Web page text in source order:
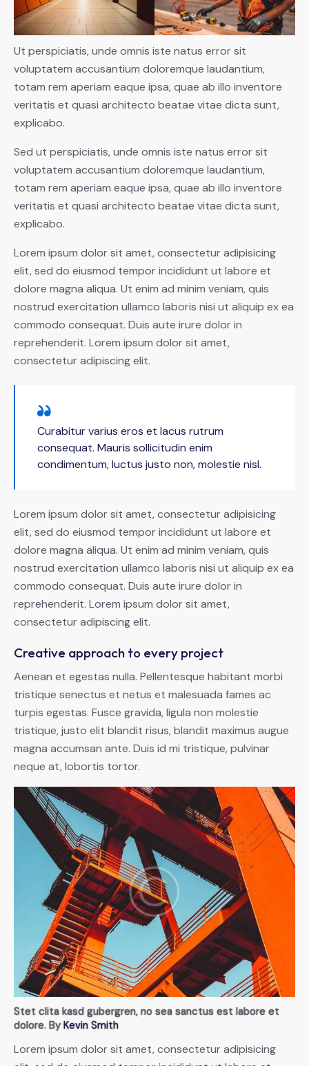
Ut perspiciatis, unde omnis iste natus error sit
voluptatem accusantium doloremque laudantium,
totam rem aperiam eaque ipsa, quae ab illo inventore
veritatis et quasi architecto beatae vitae dicta sunt,
explicabo.
Sed ut perspiciatis, unde omnis iste natus error sit
voluptatem accusantium doloremque laudantium,
totam rem aperiam eaque ipsa, quae ab illo inventore
veritatis et quasi architecto beatae vitae dicta sunt,
explicabo.
Lorem ipsum dolor sit amet, consectetur adipisicing
elit, sed do eiusmod tempor incididunt ut labore et
dolore magna aliqua. Ut enim ad minim veniam, quis
nostrud exercitation ullamco laboris nisi ut aliquip ex ea
commodo consequat. Duis aute irure dolor in
reprehenderit. Lorem ipsum dolor sit amet,
consectetur adipiscing elit.
Curabitur varius eros et lacus rutrum
consequat. Mauris sollicitudin enim
condimentum, luctus justo non, molestie nisl.
Lorem ipsum dolor sit amet, consectetur adipisicing
elit, sed do eiusmod tempor incididunt ut labore et
dolore magna aliqua. Ut enim ad minim veniam, quis
nostrud exercitation ullamco laboris nisi ut aliquip ex ea
commodo consequat. Duis aute irure dolor in
reprehenderit. Lorem ipsum dolor sit amet,
consectetur adipiscing elit.
Creative approach to every project
Aenean et egestas nulla. Pellentesque habitant morbi
tristique senectus et netus et malesuada fames ac
turpis egestas. Fusce gravida, ligula non molestie
tristique, justo elit blandit risus, blandit maximus augue
magna accumsan ante. Duis id mi tristique, pulvinar
neque at, lobortis tortor.
Stet clita kasd gubergren, no sea sanctus est labore et
dolore. ByKevin Smith
Lorem ipsum dolor sit amet, consectetur adipisicing